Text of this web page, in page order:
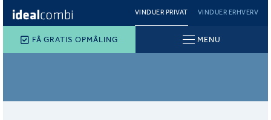
VINDUER PRIVAT VINDUER ERHVERV
FÅ GRATIS OPMÅLING MENU